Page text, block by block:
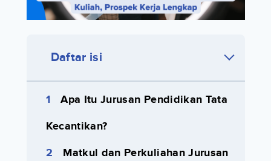
Daftar isi
Apa Itu Jurusan Pendidikan Tata
Kecantikan?
Matkul dan Perkuliahan Jurusan